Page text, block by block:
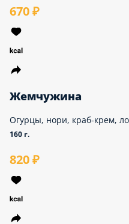
670 ₽
Жемчужина
Огурцы, нори, краб-
масаго
820 ₽